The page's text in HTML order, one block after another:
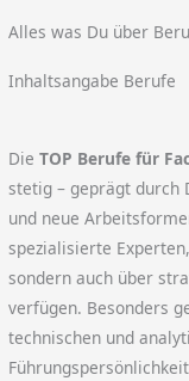
Alles was Du über
Inhaltsangabe Berufe
DieTOP Berufe für
stetig – geprägt durch
und neue
spezialisierte
sondern auch über
verfügen. Besonders
technischen und